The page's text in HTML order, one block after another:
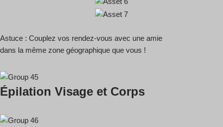
Astuce : Couplez vos rendez-vous avec une amie
dans la même zone géographique que vous !
Épilation Visage et Corps